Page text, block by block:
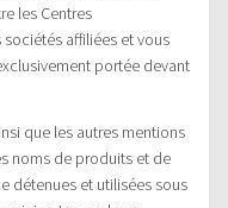
les Centres
affiliées et vous
portée devant
que les autres mentions
noms de produits et de
détenues et utilisées sous